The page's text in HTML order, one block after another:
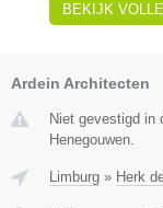
BEKIJK
Ardein Architecten
Niet gevestigd in
Henegouwen.
Limburg » Herk